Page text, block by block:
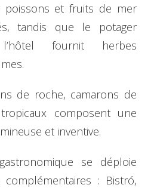
poissons et fruits de mer
tandis que le potager
fournit herbes
de roche, camarons de
composent une
et inventive.
se déploie
: Bistró,